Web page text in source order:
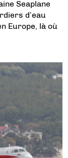
Seaplane
d’eau
Europe, là où